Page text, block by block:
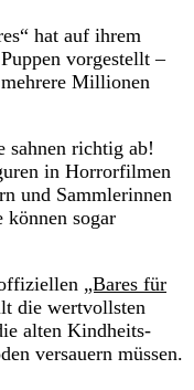
hat auf ihrem
vorgestellt –
Millionen
sahnen richtig ab!
in Horrorfilmen
und Sammlerinnen
können sogar
„Bares für
die wertvollsten
alten Kindheits-
versauern müssen.